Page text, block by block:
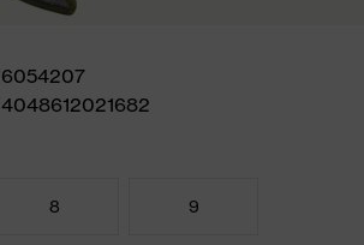
6054207
4048612021682
8 9